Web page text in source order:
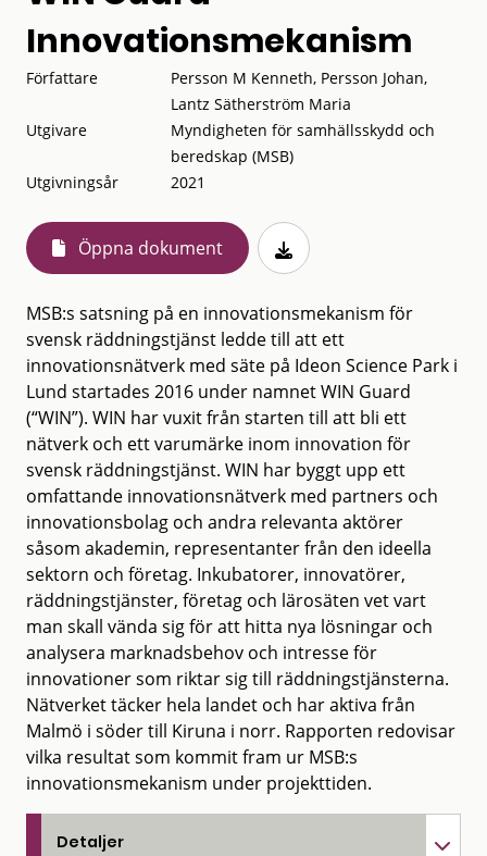
Innovationsmekanism
Författare
Persson M Kenneth, Persson Johan,
Lantz Sätherström Maria
Utgivare
Myndigheten för samhällsskydd och
beredskap (MSB)
Utgivningsår
2021
Öppna dokument
MSB:s satsning på en innovationsmekanism för
svensk räddningstjänst ledde till att ett
innovationsnätverk med säte på Ideon Science Park i
Lund startades 2016 under namnet WIN Guard
(“WIN”). WIN har vuxit från starten till att bli ett
nätverk och ett varumärke inom innovation för
svensk räddningstjänst. WIN har byggt upp ett
omfattande innovationsnätverk med partners och
innovationsbolag och andra relevanta aktörer
såsom akademin, representanter från den ideella
sektorn och företag. Inkubatorer, innovatörer,
räddningstjänster, företag och lärosäten vet vart
man skall vända sig för att hitta nya lösningar och
analysera marknadsbehov och intresse för
innovationer som riktar sig till räddningstjänsterna.
Nätverket täcker hela landet och har aktiva från
Malmö i söder till Kiruna i norr. Rapporten redovisar
vilka resultat som kommit fram ur MSB:s
innovationsmekanism under projekttiden.
Detaljer